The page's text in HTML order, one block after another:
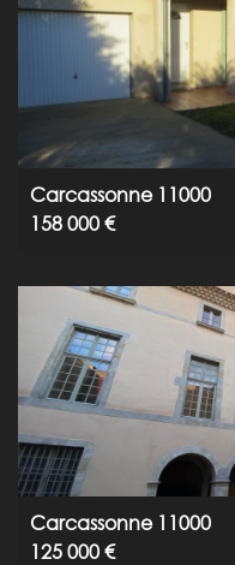
Carcassonne 11000
158 000 €
Carcassonne 11000
125 000 €